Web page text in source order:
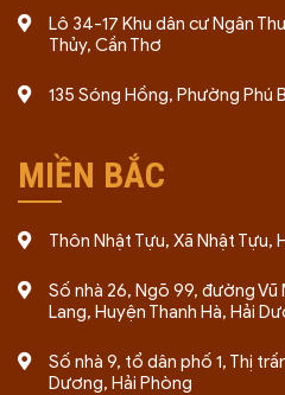
Lô 34-17 Khu dân cư Ngân
Thủy, Cần Thơ
135 Sóng Hồng, Phường Phú
MIỀN BẮC
Thôn Nhật Tựu, Xã Nhật Tựu,
Số nhà 26, Ngõ 99, đường Vũ
Lang, Huyện Thanh Hà, Hải
Số nhà 9, tổ dân phố 1, Thị
Dương, Hải Phòng